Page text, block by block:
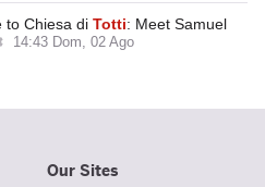
to Chiesa di Totti: Meet Samuel
14:43 Dom, 02 Ago
Our Sites